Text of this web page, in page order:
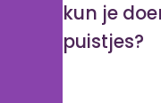
kun je
puistjes?